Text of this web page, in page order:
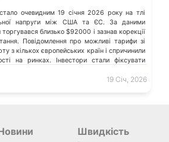
очевидним 19 січня 2026 року на тлі
напруги між США та ЄС. За даними
торгувався близько $92000 і зазнав корекції
Повідомлення про можливі тарифи зі
з кількох європейських країн і спричинили
на ринках. Інвестори стали фіксувати
[…]
19 Січ, 2026
Швидкість